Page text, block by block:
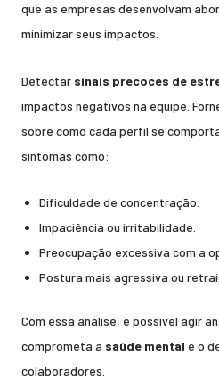
que as empresas desenvolvam
minimizar seus impactos.
Detectar sinais precoces de
impactos negativos na equipe.
sobre como cada perfil se
sintomas como:
Dificuldade de concentração.
Impaciência ou irritabilidade.
Preocupação excessiva com a
Postura mais agressiva ou
Com essa análise, é possível agir
comprometa a saúde mental e o
colaboradores.